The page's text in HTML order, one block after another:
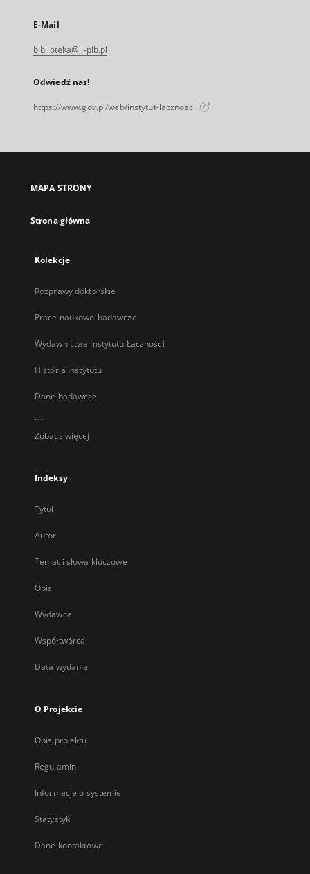
E-Mail
biblioteka@il-pib.pl
Odwiedź nas!
https://www.gov.pl/web/instytut-lacznosci
MAPA STRONY
Strona główna
Kolekcje
Rozprawy doktorskie
Prace naukowo-badawcze
Wydawnictwa Instytutu Łączności
Historia Instytutu
Dane badawcze
...
Zobacz więcej
Indeksy
Tytuł
Autor
Temat i słowa kluczowe
Opis
Wydawca
Współtwórca
Data wydania
O Projekcie
Opis projektu
Regulamin
Informacje o systemie
Statystyki
Dane kontaktowe